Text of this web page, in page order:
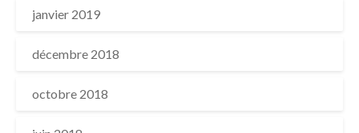
janvier 2019
décembre 2018
octobre 2018